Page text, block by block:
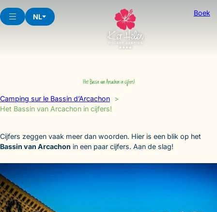
to
content
NL Boek
Het Bassin van Arcachon in cijfers!
Camping sur le Bassin d’Arcachon
Het Bassin van Arcachon in cijfers!
Cijfers zeggen vaak meer dan woorden. Hier is een blik op het
Bassin van Arcachon in een paar cijfers. Aan de slag!